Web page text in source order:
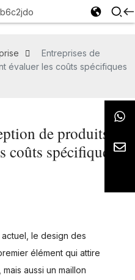
Entreprises de
évaluer les coûts spécifiques
de produits :
coûts spécifiques
le design des
élément qui attire
aussi un maillon